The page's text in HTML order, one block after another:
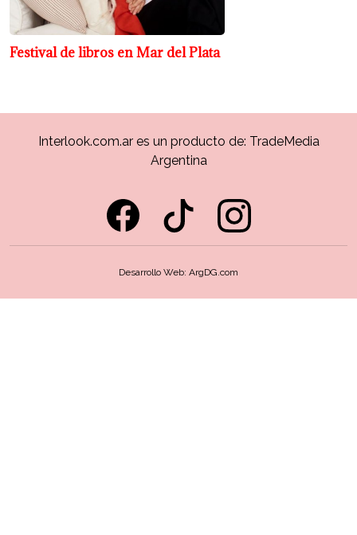
Festival de libros en Mar del Plata
Interlook.com.ar es un producto de: TradeMedia
Argentina
Desarrollo Web: ArgDG.com